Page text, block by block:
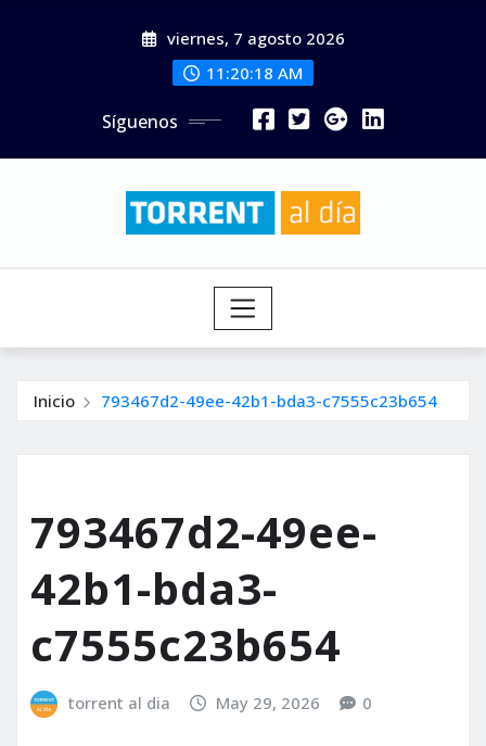
viernes, 7 agosto 2026
11:20:20 AM
Síguenos
Inicio 793467d2-49ee-42b1-bda3-c7555c23b654
793467d2-49ee-
42b1-bda3-
c7555c23b654
torrent al dia May 29, 2026 0